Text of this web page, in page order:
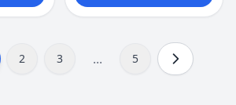
2 3 ... 5